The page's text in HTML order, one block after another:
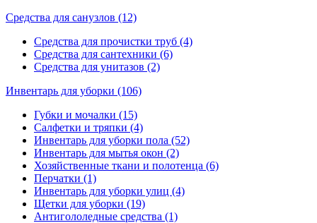
Средства для санузлов (12)
Средства для прочистки труб (4)
Средства для сантехники (6)
Средства для унитазов (2)
Инвентарь для уборки (106)
Губки и мочалки (15)
Салфетки и тряпки (4)
Инвентарь для уборки пола (52)
Инвентарь для мытья окон (2)
Хозяйственные ткани и полотенца (6)
Перчатки (1)
Инвентарь для уборки улиц (4)
Щетки для уборки (19)
Антигололедные средства (1)